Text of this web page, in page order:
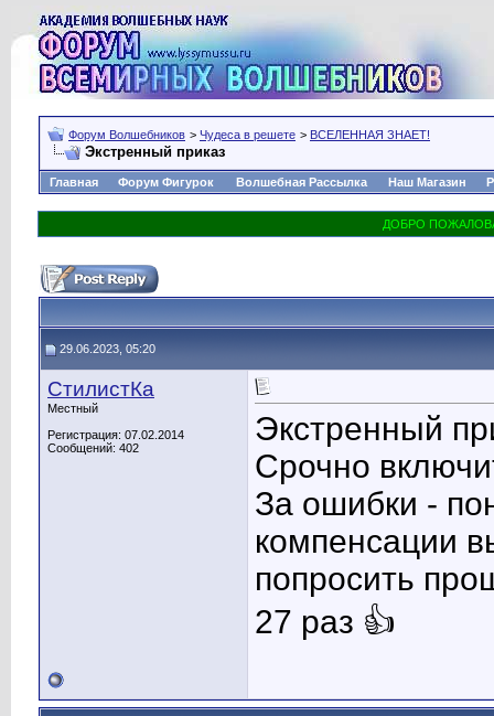
Форум Волшебников > Чудеса в решете > ВСЕЛЕННАЯ ЗНАЕТ!
Экстренный приказ
Главная Форум Фигурок Волшебная Рассылка Наш Магазин
29.06.2023, 05:20
СтилистКа
Местный
Регистрация: 07.02.2014
Сообщений: 402
Экстренный
Срочно
За ошибки -
компенсации
попросить
27 раз 👍